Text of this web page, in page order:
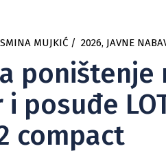
MUJKIĆ 2026, JAVNE
posuđe
compact